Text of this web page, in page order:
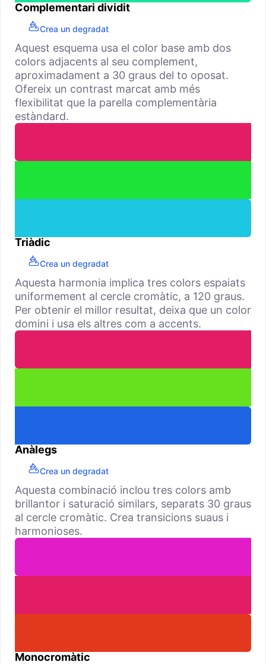
Complementari dividit
Crea un degradat
Aquest esquema usa el color base amb dos
colors adjacents al seu complement,
aproximadament a 30 graus del to oposat.
Ofereix un contrast marcat amb més
flexibilitat que la parella complementària
estàndard.
Triàdic
Crea un degradat
Aquesta harmonia implica tres colors espaiats
uniformement al cercle cromàtic, a 120 graus.
Per obtenir el millor resultat, deixa que un color
domini i usa els altres com a accents.
Anàlegs
Crea un degradat
Aquesta combinació inclou tres colors amb
brillantor i saturació similars, separats 30 graus
al cercle cromàtic. Crea transicions suaus i
harmonioses.
Monocromàtic